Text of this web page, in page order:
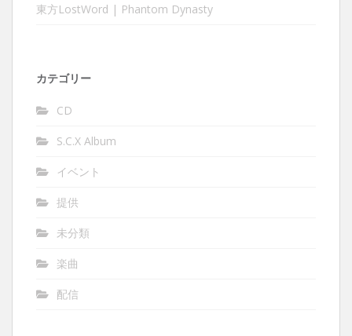
東方LostWord | Phantom Dynasty
カテゴリー
CD
S.C.X Album
イベント
提供
未分類
楽曲
配信